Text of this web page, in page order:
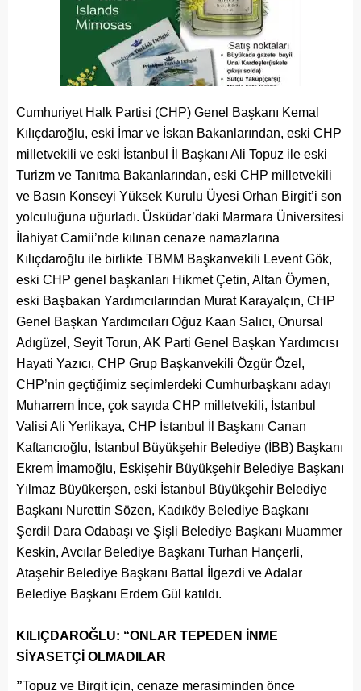
Cumhuriyet Halk Partisi (CHP) Genel Başkanı Kemal
Kılıçdaroğlu, eski İmar ve İskan Bakanlarından, eski CHP
milletvekili ve eski İstanbul İl Başkanı Ali Topuz ile eski
Turizm ve Tanıtma Bakanlarından, eski CHP milletvekili
ve Basın Konseyi Yüksek Kurulu Üyesi Orhan Birgit’i son
yolculuğuna uğurladı. Üsküdar’daki Marmara Üniversitesi
İlahiyat Camii’nde kılınan cenaze namazlarına
Kılıçdaroğlu ile birlikte TBMM Başkanvekili Levent Gök,
eski CHP genel başkanları Hikmet Çetin, Altan Öymen,
eski Başbakan Yardımcılarından Murat Karayalçın, CHP
Genel Başkan Yardımcıları Oğuz Kaan Salıcı, Onursal
Adıgüzel, Seyit Torun, AK Parti Genel Başkan Yardımcısı
Hayati Yazıcı, CHP Grup Başkanvekili Özgür Özel,
CHP’nin geçtiğimiz seçimlerdeki Cumhurbaşkanı adayı
Muharrem İnce, çok sayıda CHP milletvekili, İstanbul
Valisi Ali Yerlikaya, CHP İstanbul İl Başkanı Canan
Kaftancıoğlu, İstanbul Büyükşehir Belediye (İBB) Başkanı
Ekrem İmamoğlu, Eskişehir Büyükşehir Belediye Başkanı
Yılmaz Büyükerşen, eski İstanbul Büyükşehir Belediye
Başkanı Nurettin Sözen, Kadıköy Belediye Başkanı
Şerdil Dara Odabaşı ve Şişli Belediye Başkanı Muammer
Keskin, Avcılar Belediye Başkanı Turhan Hançerli,
Ataşehir Belediye Başkanı Battal İlgezdi ve Adalar
Belediye Başkanı Erdem Gül katıldı.
KILIÇDAROĞLU: “ONLAR TEPEDEN İNME
SİYASETÇİ OLMADILAR
”Topuz ve Birgit için, cenaze merasiminden önce